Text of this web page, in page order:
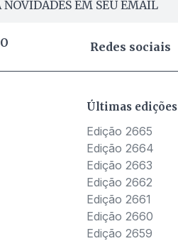
NOVIDADES EM SEU EMAIL
Redes sociais
Últimas edições
Edição 2665
Edição 2664
Edição 2663
Edição 2662
Edição 2661
Edição 2660
Edição 2659